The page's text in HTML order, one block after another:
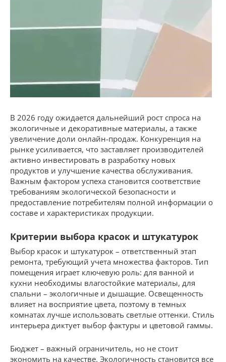
В 2026 году ожидается дальнейший рост спроса на
экологичные и декоративные материалы, а также
увеличение доли онлайн-продаж. Конкуренция на
рынке усиливается, что заставляет производителей
активно инвестировать в разработку новых
продуктов и улучшение качества обслуживания.
Важным фактором успеха становится соответствие
требованиям экологической безопасности и
предоставление потребителям полной информации о
составе и характеристиках продукции.
Критерии выбора красок и штукатурок
Выбор красок и штукатурок – ответственный этап
ремонта, требующий учета множества факторов. Тип
помещения играет ключевую роль: для ванной и
кухни необходимы влагостойкие материалы, для
спальни – экологичные и дышащие. Освещенность
влияет на восприятие цвета, поэтому в темных
комнатах лучше использовать светлые оттенки. Стиль
интерьера диктует выбор фактуры и цветовой гаммы.
Бюджет – важный ограничитель, но не стоит
экономить на качестве. Экологичность становится все